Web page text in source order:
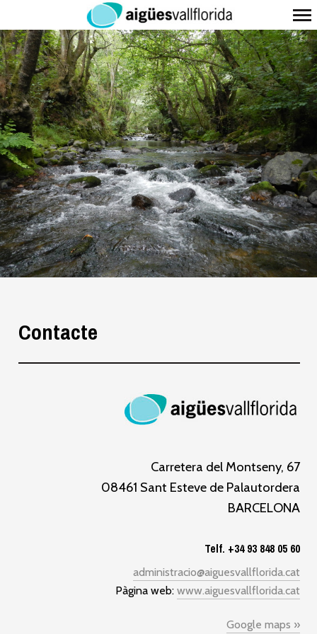
Navegación
Primaria
Contacte
Carretera del Montseny, 67
08461 Sant Esteve de Palautordera
BARCELONA
Telf. +34 93 848 05 60
administracio@aiguesvallflorida.cat
Pàgina web: www.aiguesvallflorida.cat
Google maps »